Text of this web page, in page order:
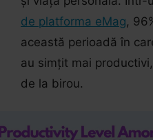
de platforma eMag,
această perioadă în
au simțit mai
de la birou.